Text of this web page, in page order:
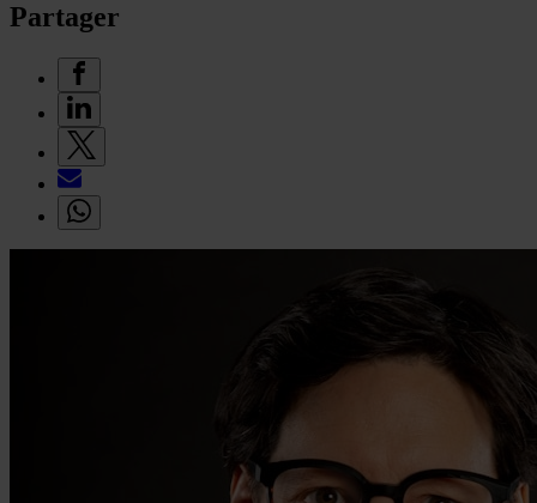
Partager